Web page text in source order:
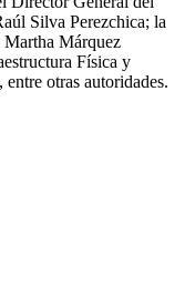
Silva Perezchica; la
Martha Márquez
Física y
otras autoridades.